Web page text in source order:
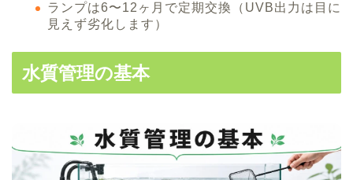
ランプは6〜12ヶ月で定期交換（UVB出力は目に
見えず劣化します）
水質管理の基本